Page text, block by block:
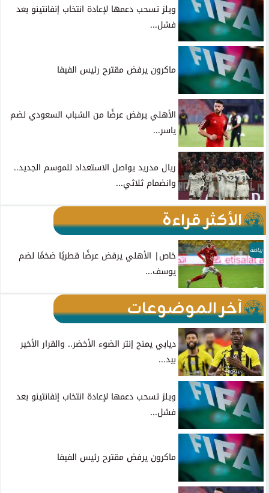
ويلز تسحب دعمها لإعادة انتخاب إنفانتينو بعد
فشل...
ماكرون يرفض مقترح رئيس الفيفا
الأهلي يرفض عرضًا من الشباب السعودي لضم
ياسر...
ريال مدريد يواصل الاستعداد للموسم الجديد..
وانضمام ثلاثي...
الأكثر قراءة
رياضة
خاص| الأهلي يرفض عرضًا قطريًا ضخمًا لضم
يوسف...
آخر الموضوعات
ديابي يمنح إنتر الضوء الأخضر.. والقرار الأخير
بيد...
ويلز تسحب دعمها لإعادة انتخاب إنفانتينو بعد
فشل...
ماكرون يرفض مقترح رئيس الفيفا